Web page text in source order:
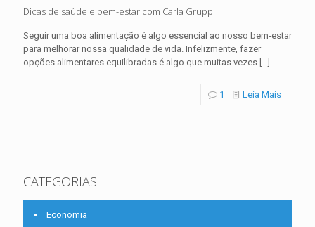
Dicas de saúde e bem-estar com Carla Gruppi
Seguir uma boa alimentação é algo essencial ao nosso bem-estar
para melhorar nossa qualidade de vida. Infelizmente, fazer
opções alimentares equilibradas é algo que muitas vezes […]
1 Leia Mais
CATEGORIAS
Economia